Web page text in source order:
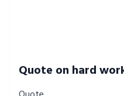
Quote on hard